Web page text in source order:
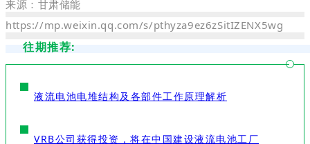
来源：甘肃储能
https://mp.weixin.qq.com/s/pthyza9ez6zSitIZENX5wg
往期推荐:
液流电池电堆结构及各部件工作原理解析
VRB公司获得投资，将在中国建设液流电池工厂